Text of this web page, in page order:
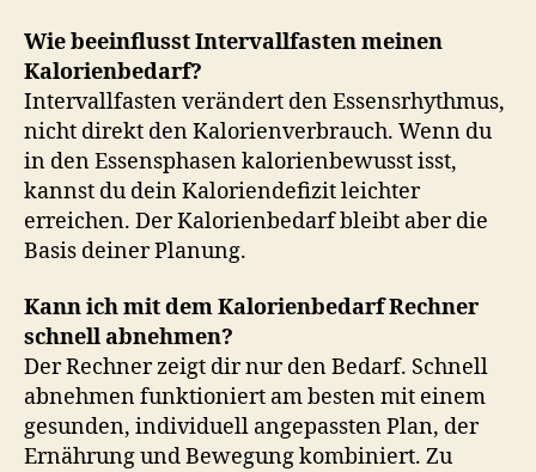
Wie beeinflusst Intervallfasten meinen
Kalorienbedarf?
Intervallfasten verändert den Essensrhythmus,
nicht direkt den Kalorienverbrauch. Wenn du
in den Essensphasen kalorienbewusst isst,
kannst du dein Kaloriendefizit leichter
erreichen. Der Kalorienbedarf bleibt aber die
Basis deiner Planung.
Kann ich mit dem Kalorienbedarf Rechner
schnell abnehmen?
Der Rechner zeigt dir nur den Bedarf. Schnell
abnehmen funktioniert am besten mit einem
gesunden, individuell angepassten Plan, der
Ernährung und Bewegung kombiniert. Zu